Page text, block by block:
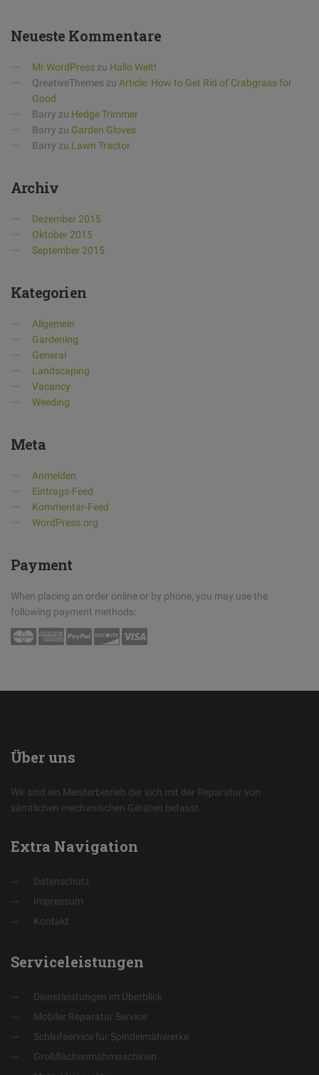
Neueste Kommentare
Mr WordPress zu Hallo Welt!
QreativeThemes zu Article: How to Get Rid of Crabgrass for
Good
Barry zu Hedge Trimmer
Barry zu Garden Gloves
Barry zu Lawn Tractor
Archiv
Dezember 2015
Oktober 2015
September 2015
Kategorien
Allgemein
Gardening
General
Landscaping
Vacancy
Weeding
Meta
Anmelden
Eintrags-Feed
Kommentar-Feed
WordPress.org
Payment
When placing an order online or by phone, you may use the
following payment methods:
Über uns
Wir sind ein Meisterbetrieb der sich mit der Reparatur von
sämtlichen mechanischen Geräten befasst.
Extra Navigation
Datenschutz
Impressum
Kontakt
Serviceleistungen
Dienstleistungen im Überblick
Mobiler Reparatur Service
Schleifservice für Spindelmähwerke
Großflächenmähmaschinen